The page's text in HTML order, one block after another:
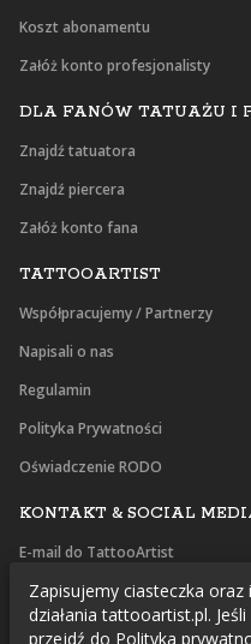
Koszt abonamentu
Załóż konto profesjonalisty
DLA FANÓW TATUAŻU I
Znajdź tatuatora
Znajdź piercera
Załóż konto fana
TATTOOARTIST
Współpracujemy / Partnerzy
Napisali o nas
Regulamin
Polityka Prywatności
Oświadczenie RODO
KONTAKT & SOCIAL
E-mail do TattooArtist
Facebook
Instagram
Zapisujemy ciasteczka
działania tattooartist.pl.
przejdź do Polityka